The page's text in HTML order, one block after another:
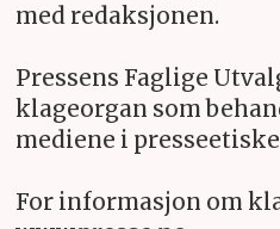
med redaksjonen.
Pressens Faglige
klageorgan som
mediene i
For informasjon om